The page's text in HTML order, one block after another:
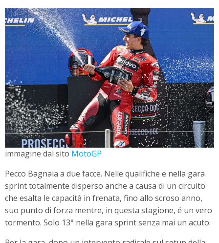
immagine dal sito MotoGP
Pecco Bagnaia a due facce. Nelle qualifiche e nella gara
sprint totalmente disperso anche a causa di un circuito
che esalta le capacità in frenata, fino allo scroso anno,
suo punto di forza mentre, in questa stagione, é un vero
tormento. Solo 13° nella gara sprint senza mai un acuto.